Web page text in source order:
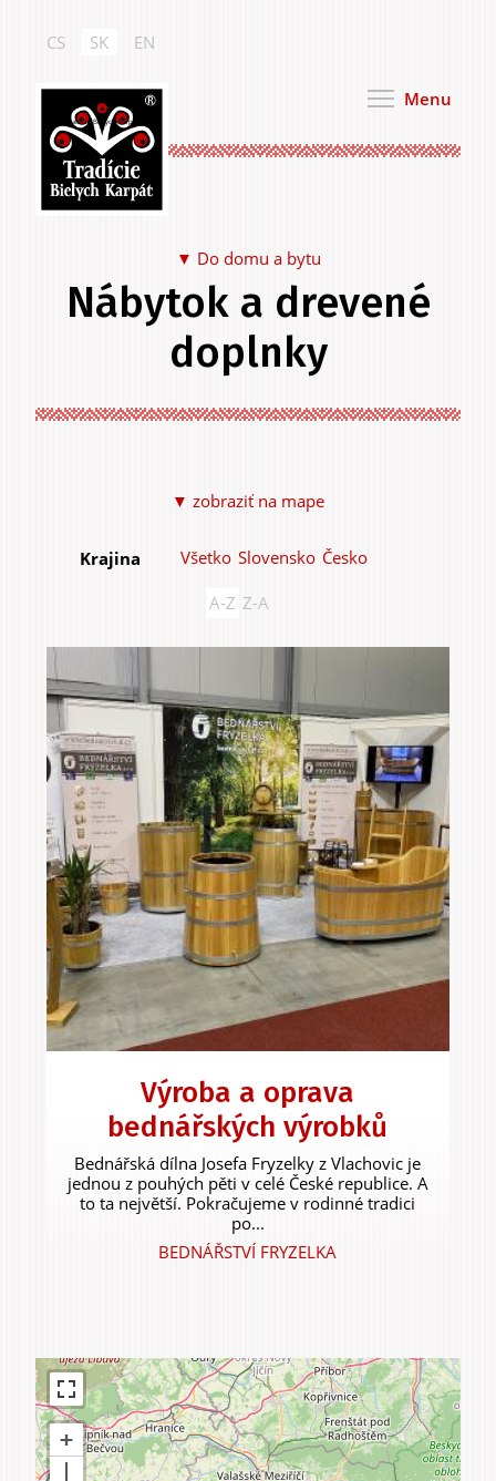
obsah
Tradície Bielych Karpát
Menu
CS SK EN
Do domu a bytu
Jedlo a pitie
Na seba
Do záhrady a sadu
Služby
Zážitky
a agroturistika
Nábytok a drevené
doplnky
▼ zobraziť na mape
Krajina Všetko Slovensko Česko
A-Z Z-A
Výroba a oprava
bednářských výrobků
Bednářská dílna Josefa Fryzelky z Vlachovic je
jednou z pouhých pěti v celé České republice. A
to ta největší. Pokračujeme v rodinné tradici
po...
BEDNÁŘSTVÍ FRYZELKA